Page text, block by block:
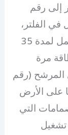
إلى رقم
في الفلتر،
ثم أعد تشغيل الطاقة واتركها تعمل لمدة 35
مرة
المرشح (رقم
على الأرض
التي
تشغيل